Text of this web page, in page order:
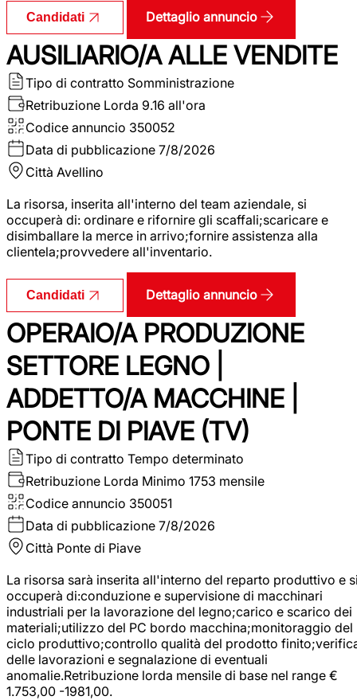
Candidati Dettaglio annuncio
AUSILIARIO/A ALLE VENDITE
Tipo di contratto Somministrazione
Retribuzione Lorda 9.16 all'ora
Codice annuncio 350052
Data di pubblicazione 7/8/2026
Città Avellino
La risorsa, inserita all'interno del team aziendale, si
occuperà di: ordinare e rifornire gli scaffali;scaricare e
disimballare la merce in arrivo;fornire assistenza alla
clientela;provvedere all'inventario.
Candidati Dettaglio annuncio
OPERAIO/A PRODUZIONE
SETTORE LEGNO |
ADDETTO/A MACCHINE |
PONTE DI PIAVE (TV)
Tipo di contratto Tempo determinato
Retribuzione Lorda Minimo 1753 mensile
Codice annuncio 350051
Data di pubblicazione 7/8/2026
Città Ponte di Piave
La risorsa sarà inserita all'interno del reparto produttivo e
occuperà di:conduzione e supervisione di macchinari
industriali per la lavorazione del legno;carico e scarico dei
materiali;utilizzo del PC bordo macchina;monitoraggio del
ciclo produttivo;controllo qualità del prodotto
delle lavorazioni e segnalazione di eventuali
anomalie.Retribuzione lorda mensile di base nel range €
1.753,00 -1981,00.